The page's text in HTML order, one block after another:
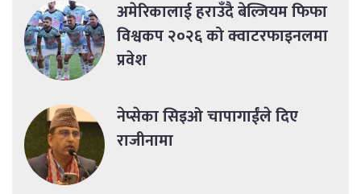
अमेरिकालाई हराउँदै बेल्जियम फिफा
विश्वकप २०२६ को क्वाटरफाइनलमा
प्रवेश
नेप्सेका सिइओ चापागाईंले दिए
राजीनामा